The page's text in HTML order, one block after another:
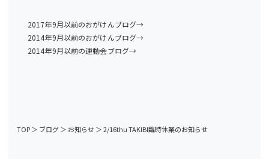
2017年9月以前のおがけんブログ→
2014年9月以前のおがけんブログ→
2014年9月以前の運動会ブログ→
TOP＞ ブログ＞ お知らせ ＞2/16thu TAKIBI臨時休業のお知らせ